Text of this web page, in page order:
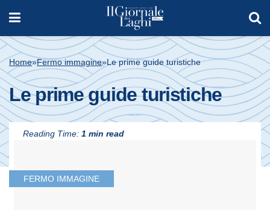
Home»Fermo immagine»Le prime guide turistiche
Le prime guide turistiche
Reading Time: 1 min read
FERMO IMMAGINE